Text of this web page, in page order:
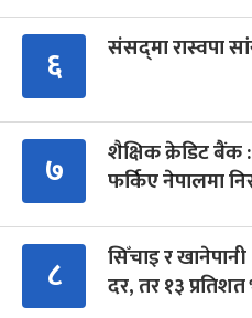
६ संसद्‍मा रास्वपा
७
शैक्षिक क्रेडिट बैंक
फर्किए नेपालमा
८
सिँचाइ र
दर, तर १३